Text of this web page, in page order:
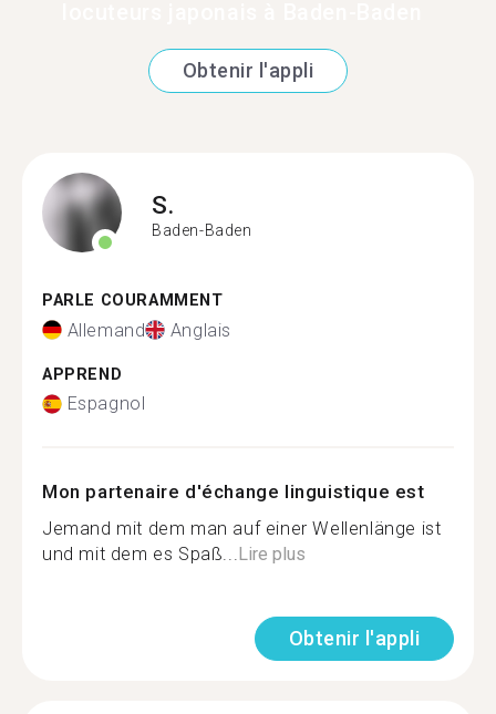
Obtenir l'appli
S.
Baden-Baden
PARLE COURAMMENT
Allemand Anglais
APPREND
Espagnol
Mon partenaire d'échange linguistique est
Jemand mit dem man auf einer Wellenlänge ist
und mit dem es Spaß...Lire plus
Obtenir l'appli